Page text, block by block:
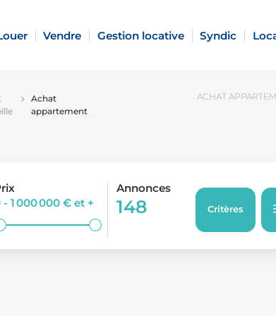
Vendre Gestion locative Syndic
Achat
appartement
ACHAT
- 1 000 000 €et +
Annonces
148 Critères